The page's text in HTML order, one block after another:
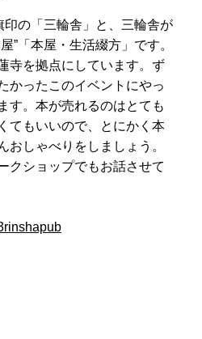
印の「三輪舎」と、三輪舎が
”「本屋・生活綴方」です。
寺を拠点にしています。ず
かったこのイベントにやっ
す。本が売れるのはとても
てもいいので、とにかく本
おしゃべりをしましょう。
クショップでもお話させて